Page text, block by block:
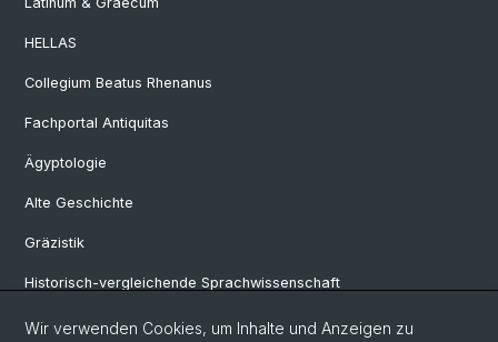
HELLAS
Collegium Beatus Rhenanus
Fachportal Antiquitas
Ägyptologie
Alte Geschichte
Gräzistik
Historisch-vergleichende Sprachwissenschaft
Klassische Archäologie
Wir verwenden Cookies, um Inhalte und Anzeigen zu